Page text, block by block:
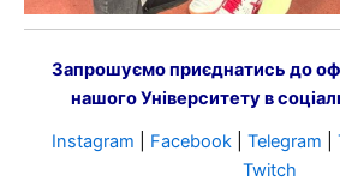
Запрошуємо приєднатись до
нашого Університету в
Instagram
Facebook Telegram
Twitch